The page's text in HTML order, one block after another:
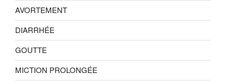
AVORTEMENT
DIARRHÉE
GOUTTE
MICTION PROLONGÉE